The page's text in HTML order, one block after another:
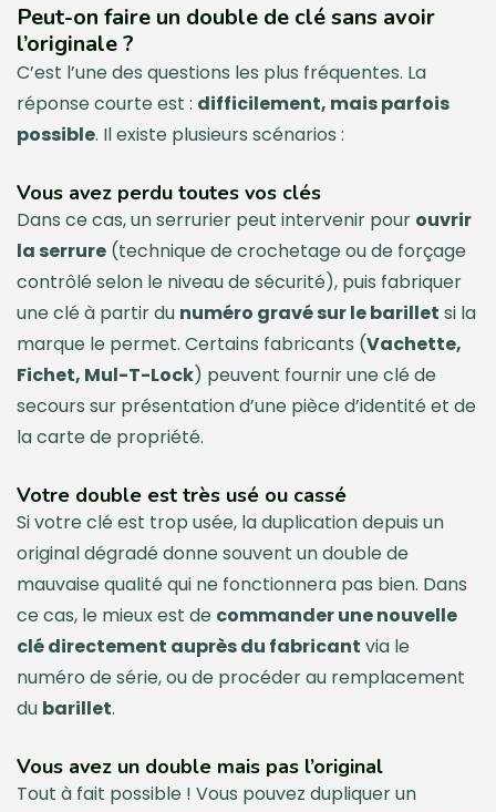
Peut-on faire un double de clé sans avoir
l’originale ?
C’est l’une des questions les plus fréquentes. La
réponse courte est : difficilement, mais parfois
possible. Il existe plusieurs scénarios :
Vous avez perdu toutes vos clés
Dans ce cas, un serrurier peut intervenir pour ouvrir
la serrure (technique de crochetage ou de forçage
contrôlé selon le niveau de sécurité), puis fabriquer
une clé à partir du numéro gravé sur le barillet si la
marque le permet. Certains fabricants (Vachette,
Fichet, Mul-T-Lock) peuvent fournir une clé de
secours sur présentation d’une pièce d’identité et de
la carte de propriété.
Votre double est très usé ou cassé
Si votre clé est trop usée, la duplication depuis un
original dégradé donne souvent un double de
mauvaise qualité qui ne fonctionnera pas bien. Dans
ce cas, le mieux est de commander une nouvelle
clé directement auprès du fabricant via le
numéro de série, ou de procéder au remplacement
du barillet.
Vous avez un double mais pas l’original
Tout à fait possible ! Vous pouvez dupliquer un